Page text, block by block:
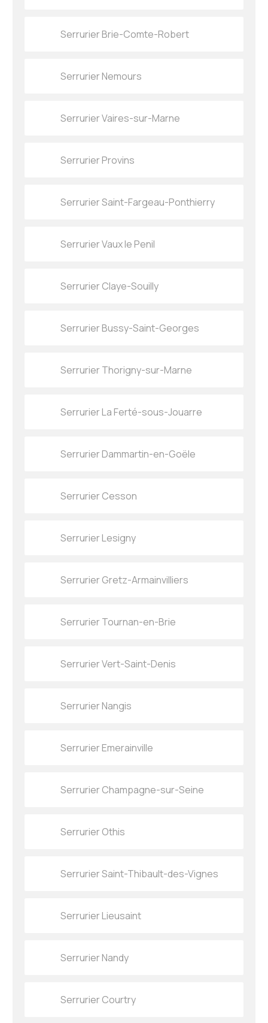
Serrurier Brie-Comte-Robert
Serrurier Nemours
Serrurier Vaires-sur-Marne
Serrurier Provins
Serrurier Saint-Fargeau-Ponthierry
Serrurier Vaux le Penil
Serrurier Claye-Souilly
Serrurier Bussy-Saint-Georges
Serrurier Thorigny-sur-Marne
Serrurier La Ferté-sous-Jouarre
Serrurier Dammartin-en-Goële
Serrurier Cesson
Serrurier Lesigny
Serrurier Gretz-Armainvilliers
Serrurier Tournan-en-Brie
Serrurier Vert-Saint-Denis
Serrurier Nangis
Serrurier Emerainville
Serrurier Champagne-sur-Seine
Serrurier Othis
Serrurier Saint-Thibault-des-Vignes
Serrurier Lieusaint
Serrurier Nandy
Serrurier Courtry